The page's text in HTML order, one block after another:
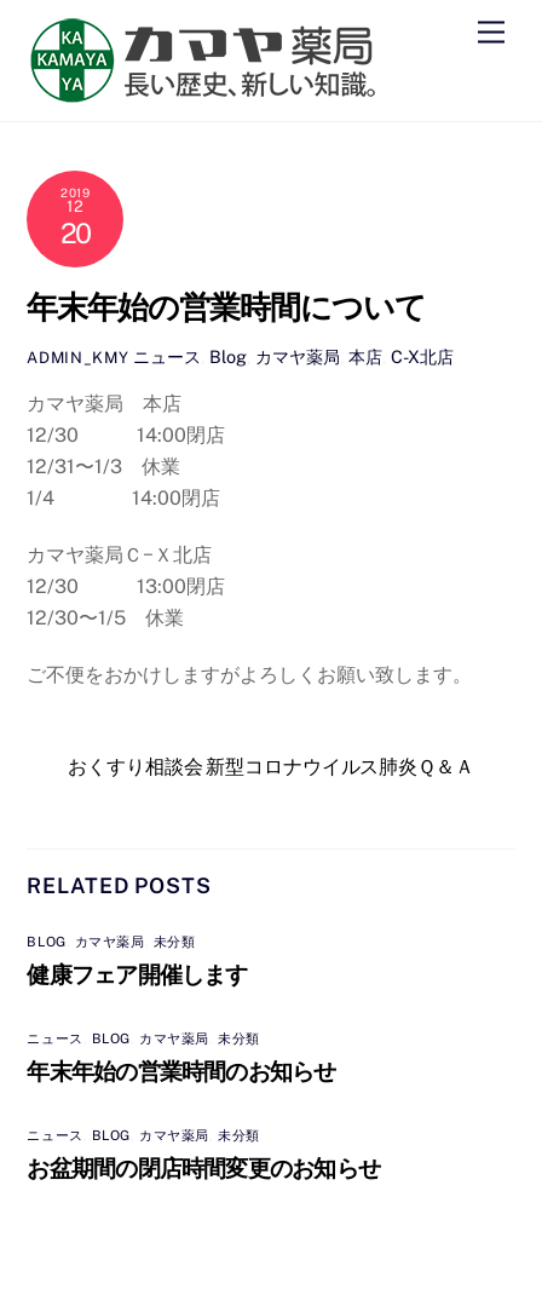
content
2019
12
20
年末年始の営業時間について
ADMIN_KMY ニュース Blog カマヤ薬局 ,本店 ,C-X北店
カマヤ薬局 本店
12/30 14:00閉店
12/31〜1/3 休業
1/4 14:00閉店
カマヤ薬局Ｃ−Ｘ北店
12/30 13:00閉店
12/30〜1/5 休業
ご不便をおかけしますがよろしくお願い致します。
おくすり相談会 新型コロナウイルス肺炎Ｑ＆Ａ
RELATED POSTS
BLOG カマヤ薬局 未分類
健康フェア開催します
ニュース BLOG カマヤ薬局 ,未分類
年末年始の営業時間のお知らせ
ニュース BLOG カマヤ薬局 ,未分類
お盆期間の閉店時間変更のお知らせ